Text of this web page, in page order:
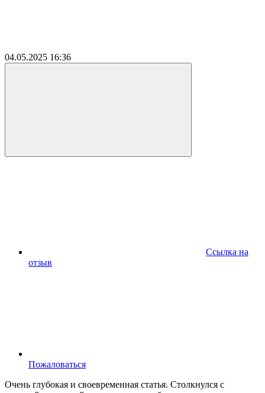
04.05.2025 16:36
Ссылка на
отзыв
Пожаловаться
Очень глубокая и своевременная статья. Столкнулся с